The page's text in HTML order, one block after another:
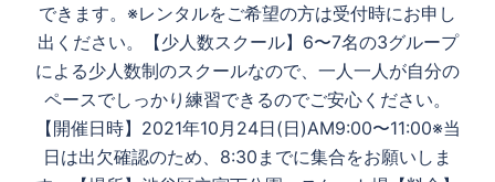
できます。※レンタルをご希望の方は受付時にお申し
出ください。【少人数スクール】6〜7名の3グループ
による少人数制のスクールなので、一人一人が自分の
ペースでしっかり練習できるのでご安心ください。
【開催日時】2021年10月24日(日)AM9:00〜11:00※当
日は出欠確認のため、8:30までに集合をお願いしま